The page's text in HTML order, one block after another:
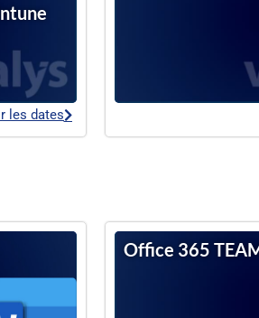
les dates
Office 365